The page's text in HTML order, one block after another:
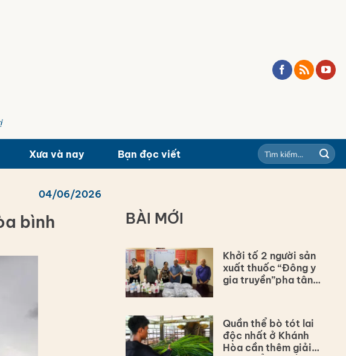
Xưa và nay Bạn đọc viết
04/06/2026
bình BÀI MỚI
Khởi tố 2 người sản
xuất thuốc “Đông y
gia truyền”pha tân
Quần thể bò tót lai
độc nhất ở Khánh
Hòa cần thêm giải